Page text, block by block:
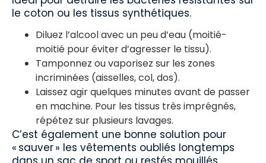
le coton ou les tissus synthétiques.
Diluez l’alcool avec un peu d’eau (moitié-
moitié pour éviter d’agresser le tissu).
Tamponnez ou vaporisez sur les zones
incriminées (aisselles, col, dos).
Laissez agir quelques minutes avant de passer
en machine. Pour les tissus très imprégnés,
répétez sur plusieurs lavages.
C’est également une bonne solution pour
« sauver » les vêtements oubliés longtemps